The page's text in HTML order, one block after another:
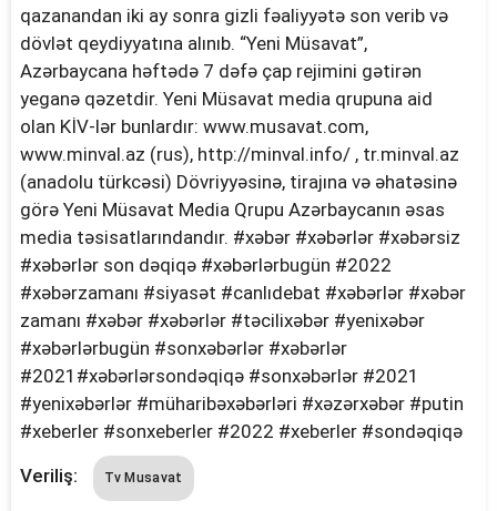
qazanandan iki ay sonra gizli fəaliyyətə son verib və
dövlət qeydiyyatına alınıb. “Yeni Müsavat”,
Azərbaycana həftədə 7 dəfə çap rejimini gətirən
yeganə qəzetdir. Yeni Müsavat media qrupuna aid
olan KİV-lər bunlardır: www.musavat.com,
www.minval.az (rus), http://minval.info/ , tr.minval.az
(anadolu türkcəsi) Dövriyyəsinə, tirajına və əhatəsinə
görə Yeni Müsavat Media Qrupu Azərbaycanın əsas
media təsisatlarındandır. #xəbər #xəbərlər #xəbərsiz
#xəbərlər son dəqiqə #xəbərlərbugün #2022
#xəbərzamanı #siyasət #canlıdebat #xəbərlər #xəbər
zamanı #xəbər #xəbərlər #təcilixəbər #yenixəbər
#xəbərlərbugün #sonxəbərlər #xəbərlər
#2021#xəbərlərsondəqiqə #sonxəbərlər #2021
#yenixəbərlər #müharibəxəbərləri #xəzərxəbər #putin
#xeberler #sonxeberler #2022 #xeberler #sondəqiqə
Veriliş: Tv Musavat